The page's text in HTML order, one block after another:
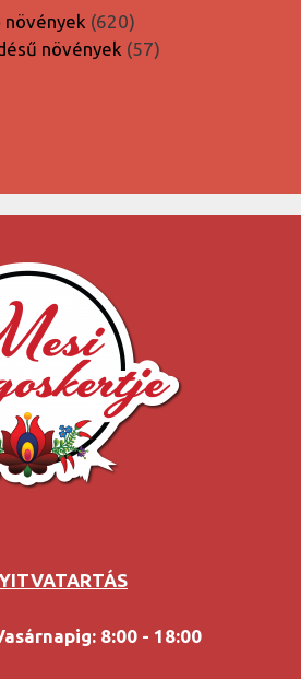
620620
termék
növények 5757
8:00 - 18:00